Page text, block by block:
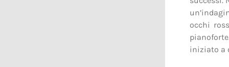
occhi
iniziato a